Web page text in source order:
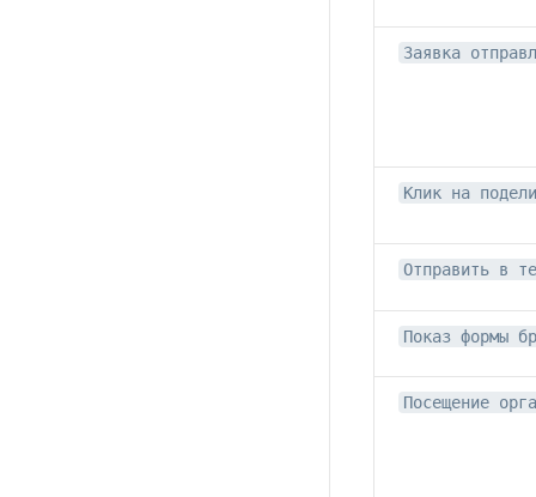
Заявка
Клик на
Отправить в
Показ формы
Посещение